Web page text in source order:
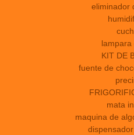
eliminador
lampara
KIT DE
fuente de
mata
maquina de